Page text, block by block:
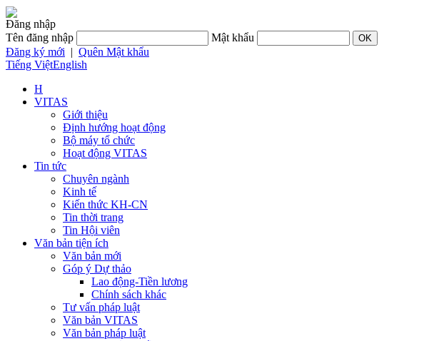
Đăng nhập
Tên đăng nhập
Mật khẩu
Đăng ký mới | Quên Mật khẩu
Tiếng ViệtEnglish
H
VITAS
Giới thiệu
Định hướng hoạt động
Bộ máy tổ chức
Hoạt động VITAS
Tin tức
Chuyên ngành
Kinh tế
Kiến thức KH-CN
Tin thời trang
Tin Hội viên
Văn bản tiện ích
Văn bản mới
Góp ý Dự thảo
Lao động-Tiền lương
Chính sách khác
Tư vấn pháp luật
Văn bản VITAS
Văn bản pháp luật